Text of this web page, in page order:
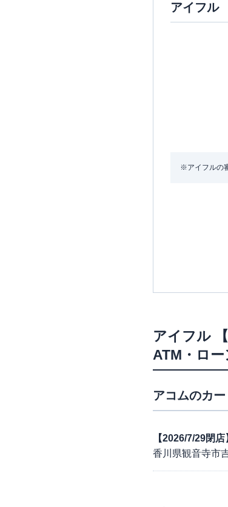
アイフル
※アイフルの
アイフル
ATM・ロ
アコムのカ
【2026/7/29閉
香川県観音寺市